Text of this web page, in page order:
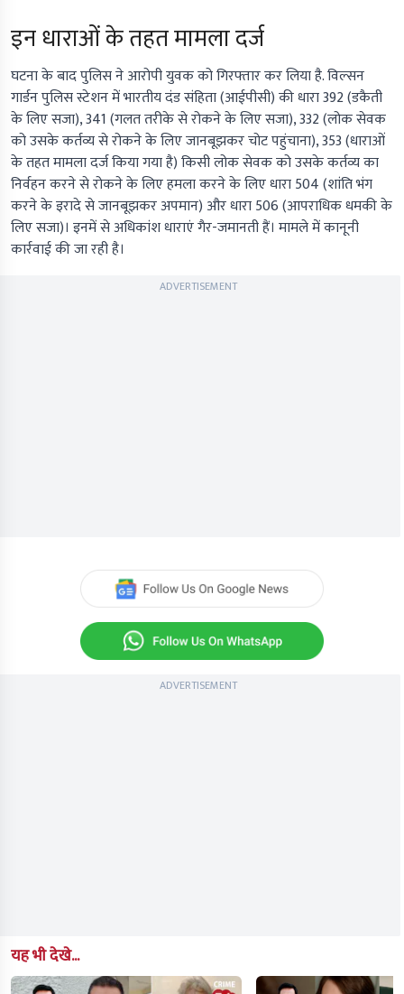
इन धाराओं के तहत मामला दर्ज
घटना के बाद पुलिस ने आरोपी युवक को गिरफ्तार कर लिया है. विल्सन
गार्डन पुलिस स्टेशन में भारतीय दंड संहिता (आईपीसी) की धारा 392 (डकैती
के लिए सजा), 341 (गलत तरीके से रोकने के लिए सजा), 332 (लोक सेवक
को उसके कर्तव्य से रोकने के लिए जानबूझकर चोट पहुंचाना), 353 (धाराओं
के तहत मामला दर्ज किया गया है) किसी लोक सेवक को उसके कर्तव्य का
निर्वहन करने से रोकने के लिए हमला करने के लिए धारा 504 (शांति भंग
करने के इरादे से जानबूझकर अपमान) और धारा 506 (आपराधिक धमकी के
लिए सजा)। इनमें से अधिकांश धाराएं गैर-जमानती हैं। मामले में कानूनी
कार्रवाई की जा रही है।
ADVERTISEMENT
ADVERTISEMENT
यह भी देखे...